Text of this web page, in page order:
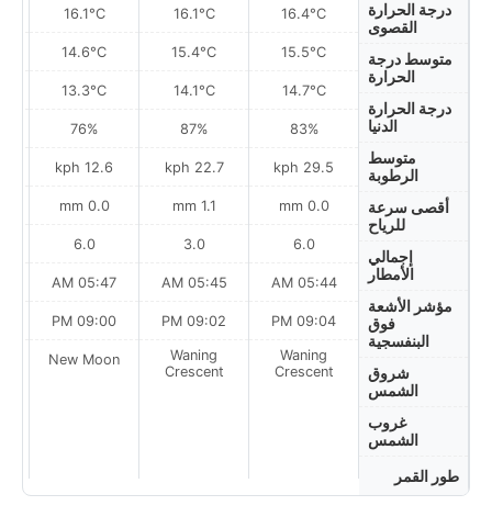
درجة الحرارة
القصوى
متوسط درجة
الحرارة
درجة الحرارة
الدنيا
متوسط
الرطوبة
أقصى سرعة
للرياح
إجمالي
الأمطار
مؤشر الأشعة
فوق
البنفسجية
شروق
الشمس
غروب
الشمس
طور القمر
16.4°C
15.5°C
14.7°C
83%
29.5 kph
0.0 mm
6.0
05:44 AM
09:04 PM
Waning
Crescent
16.1°C
15.4°C
14.1°C
87%
22.7 kph
1.1 mm
3.0
05:45 AM
09:02 PM
Waning
Crescent
16.1°C
14.6°C
13.3°C
76%
12.6 kph
0.0 mm
6.0
05:47 AM
09:00 PM
New Moon